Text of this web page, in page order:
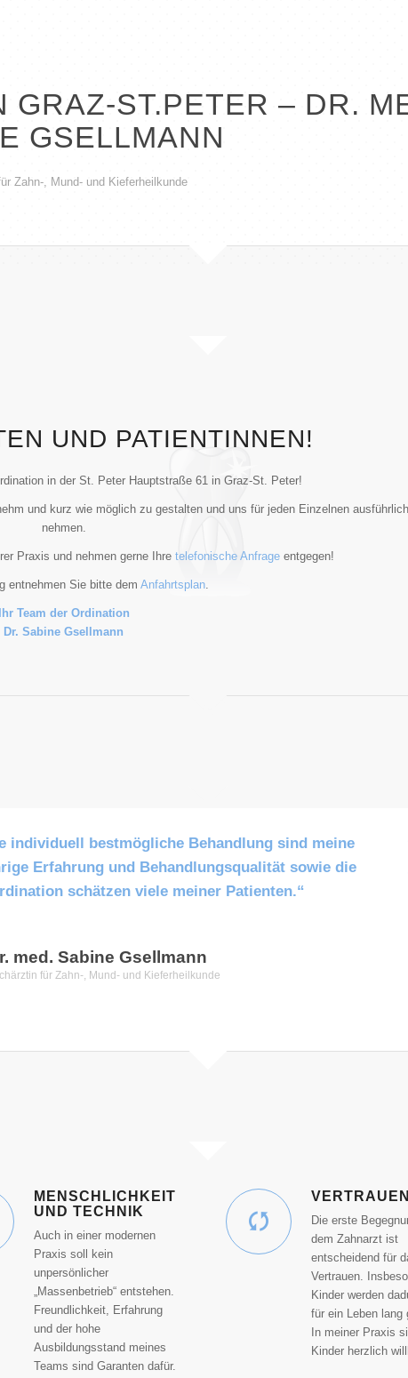
GRAZ-ST.PETER – DR.
GSELLMANN
Zahn-, Mund- und Kieferheilkunde
UND PATIENTINNEN!
in der St. Peter Hauptstraße 61 in Graz-St. Peter!
und kurz wie möglich zu gestalten und uns für jeden Einzelnen
nehmen.
Praxis und nehmen gerne Ihretelefonische Anfrage entgegen!
entnehmen Sie bitte demAnfahrtsplan.
Ihr Team der Ordination
Dr. Sabine Gsellmann
individuell bestmögliche Behandlung sind meine
Erfahrung und Behandlungsqualität sowie die
schätzen viele meiner Patienten.“
med. Sabine Gsellmann
für Zahn-, Mund- und Kieferheilkunde
Weiter
MENSCHLICHKEIT
UND TECHNIK
Auch in einer modernen
Praxis soll kein
unpersönlicher
„Massenbetrieb“ entstehen.
Freundlichkeit, Erfahrung
und der hohe
Ausbildungsstand meines
Teams sind Garanten dafür.
Die erste
dem Zahnarzt ist
entscheidend für
Vertrauen.
Kinder werden
für ein Leben lang
In meiner Praxis
Kinder herzlich